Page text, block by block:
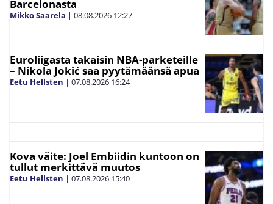
Barcelonasta
Mikko Saarela | 08.08.2026 12:27
Euroliigasta takaisin NBA-parketeille
– Nikola Jokić saa pyytämäänsä apua
Eetu Hellsten | 07.08.2026 16:24
Kova väite: Joel Embiidin kuntoon on
tullut merkittävä muutos
Eetu Hellsten | 07.08.2026 15:40